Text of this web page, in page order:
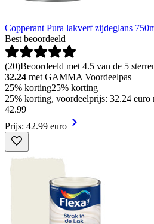
Copperant Pura lakverf zijdeglans
Best beoordeeld
(20)Beoordeeld met 4.5 van de 5
32.24 met GAMMA Voordeelpas
25% korting25% korting
25% korting, voordeelprijs: 32.24
42.99
Prijs: 42.99 euro